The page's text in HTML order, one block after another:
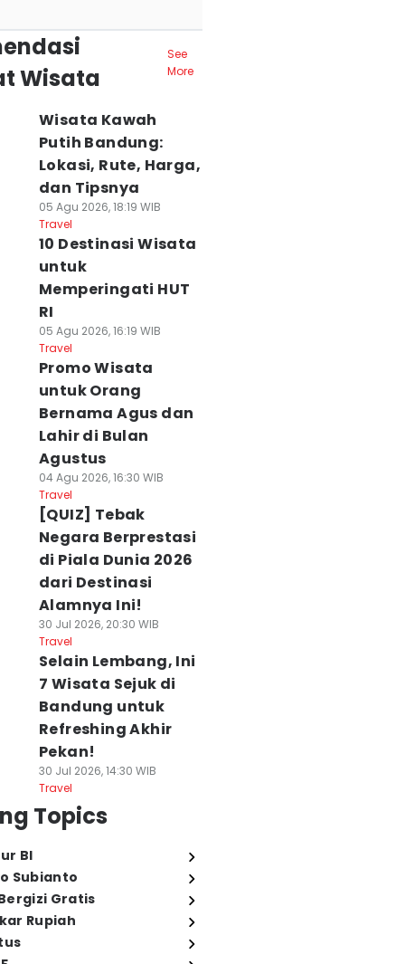
Wisata
See
More
Wisata Kawah
Putih Bandung:
Lokasi, Rute, Harga,
dan Tipsnya
05 Agu 2026, 18:19 WIB
Travel
10 Destinasi Wisata
untuk
Memperingati HUT
RI
05 Agu 2026, 16:19 WIB
Travel
Promo Wisata
untuk Orang
Bernama Agus dan
Lahir di Bulan
Agustus
04 Agu 2026, 16:30 WIB
Travel
[QUIZ] Tebak
Negara Berprestasi
di Piala Dunia 2026
dari Destinasi
Alamnya Ini!
30 Jul 2026, 20:30 WIB
Travel
Selain Lembang, Ini
7 Wisata Sejuk di
Bandung untuk
Refreshing Akhir
Pekan!
30 Jul 2026, 14:30 WIB
Travel
Topics
BI
Subianto
Gratis
Rupiah